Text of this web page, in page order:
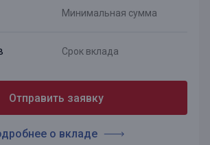
Минимальная сумма
Срок вклада
Отправить заявку
о вкладе